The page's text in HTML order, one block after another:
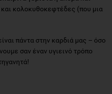
κολοκυθοκεφτέδες (που μια
πάντα στην καρδιά μας – όσο
σαν έναν υγιεινό τρόπο